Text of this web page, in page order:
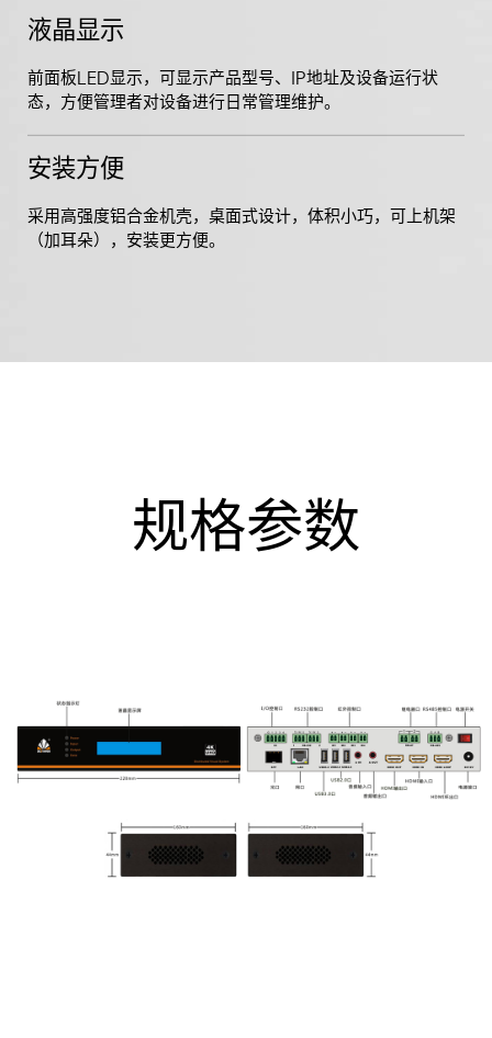
液晶显示
前面板LED显示，可显示产品型号、IP地址及设备运行状
态，方便管理者对设备进行日常管理维护。
安装方便
采用高强度铝合金机壳，桌面式设计，体积小巧，可上机架
（加耳朵），安装更方便。
规格参数